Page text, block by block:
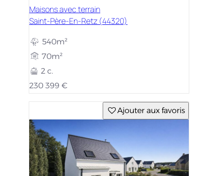
Maisons avec terrain
Saint-Père-En-Retz (44320)
540m²
70m²
2 c.
230 399 €
Ajouter aux favoris